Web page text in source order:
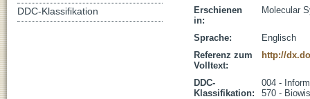
Erschienen
in:
Molecular
Sprache:
Englisch
Referenz zum
Volltext:
http://
DDC-
Klassifikation:
004 -
570 -
DDC-Klassifikation